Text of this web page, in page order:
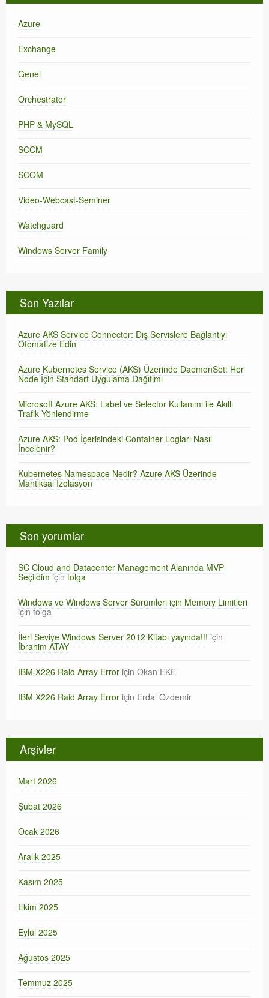
Azure
Exchange
Genel
Orchestrator
PHP & MySQL
SCCM
SCOM
Video-Webcast-Seminer
Watchguard
Windows Server Family
Son Yazılar
Azure AKS Service Connector: Dış Servislere Bağlantıyı
Otomatize Edin
Azure Kubernetes Service (AKS) Üzerinde DaemonSet: Her
Node İçin Standart Uygulama Dağıtımı
Microsoft Azure AKS: Label ve Selector Kullanımı ile Akıllı
Trafik Yönlendirme
Azure AKS: Pod İçerisindeki Container Logları Nasıl
İncelenir?
Kubernetes Namespace Nedir? Azure AKS Üzerinde
Mantıksal İzolasyon
Son yorumlar
SC Cloud and Datacenter Management Alanında MVP
Seçildimiçintolga
Windows ve Windows Server Sürümleri için Memory Limitleri
içintolga
İleri Seviye Windows Server 2012 Kitabı yayında!!! için
İbrahim ATAY
IBM X226 Raid Array Error için Okan EKE
IBM X226 Raid Array Error için Erdal Özdemir
Arşivler
Mart 2026
Şubat 2026
Ocak 2026
Aralık 2025
Kasım 2025
Ekim 2025
Eylül 2025
Ağustos 2025
Temmuz 2025